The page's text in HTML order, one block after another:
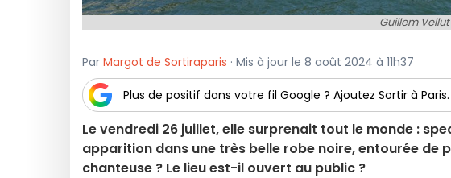
Guillem Vellut
Par Margot de Sortiraparis · Mis à jour le 8 août 2024 à 11h37
Plus de positif dans votre fil Google ? Ajoutez Sortir à Paris.
Le vendredi 26 juillet, elle surprenait tout le monde :
apparition dans une très belle robe noire, entourée de
chanteuse ? Le lieu est-il ouvert au public ?